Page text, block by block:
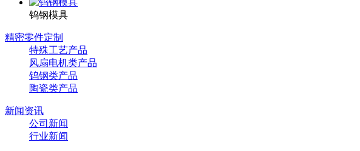
钨钢模具
精密零件定制
特殊工艺产品
风扇电机类产品
钨钢类产品
陶瓷类产品
新闻资讯
公司新闻
行业新闻